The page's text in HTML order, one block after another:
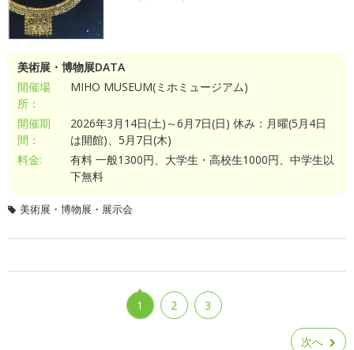
美術展・博物展DATA
開催場
所：
MIHO MUSEUM(ミホミュージアム)
開催期
間：
2026年3月14日(土)～6月7日(日) 休み：月曜(5月4日
は開館)、5月7日(木)
料金:
有料 一般1300円、大学生・高校生1000円、中学生以
下無料
美術展・博物展・展示会
1 2 3
次へ